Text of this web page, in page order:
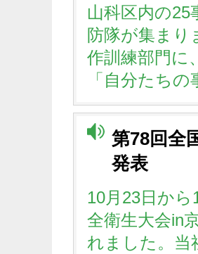
山科区内の25
防隊が集まり
作訓練部門に
「自分たち
第78回全
発表
10月23日か
全衛生大会in
れました。当